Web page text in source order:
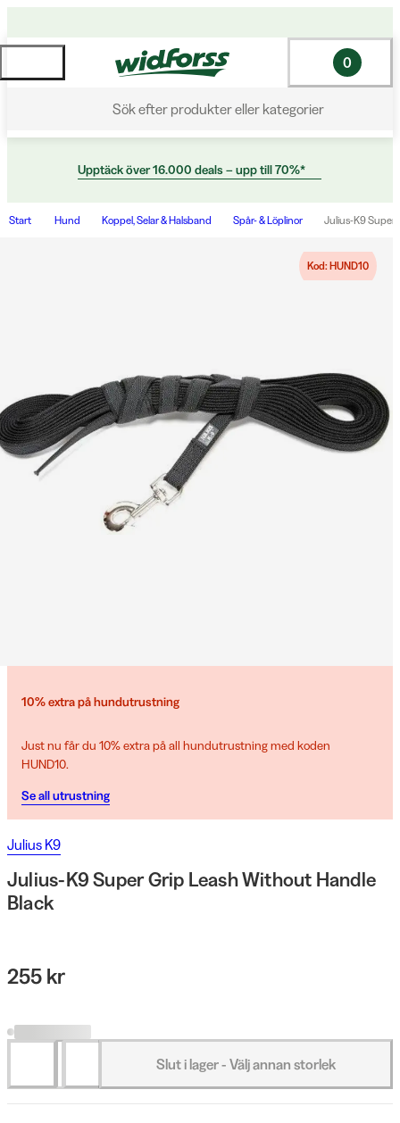
Sök efter produkter eller kategorier
0
Upptäck över 16.000 deals – upp till 70%*
Start Hund Koppel, Selar & Halsband Spår- & Löplinor Julius-K9 Super
Kod: HUND10
10% extra på hundutrustning
Just nu får du 10% extra på all hundutrustning med koden
HUND10.
Se all utrustning
Julius K9
Julius-K9 Super Grip Leash Without Handle
Black
255 kr
Slut i lager - Välj annan storlek